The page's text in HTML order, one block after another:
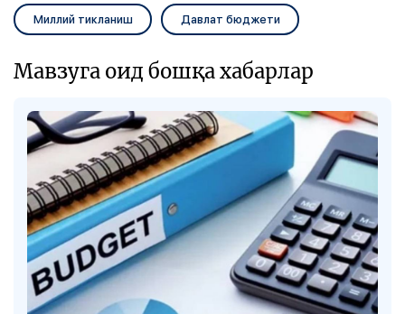
Миллий тикланиш Давлат бюджети
Мавзуга оид бошқа хабарлар